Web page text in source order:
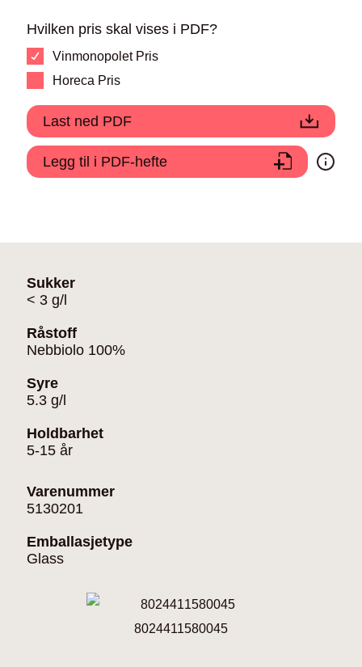
Hvilken pris skal vises i PDF?
Vinmonopolet Pris
Horeca Pris
Last ned PDF
Legg til i PDF-hefte
Sukker
< 3 g/l
Råstoff
Nebbiolo 100%
Syre
5.3 g/l
Holdbarhet
5-15 år
Varenummer
5130201
Emballasjetype
Glass
8024411580045